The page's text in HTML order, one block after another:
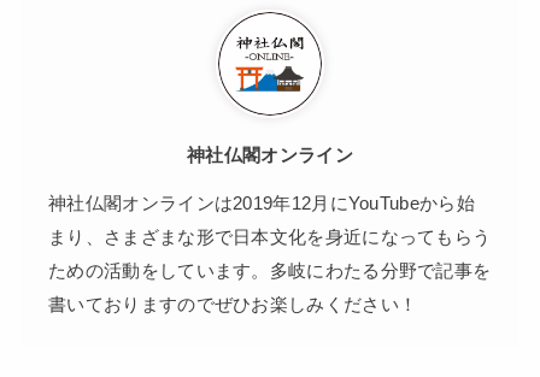
神社仏閣オンライン
神社仏閣オンラインは2019年12月にYouTubeから始
まり、さまざまな形で日本文化を身近になってもらう
ための活動をしています。多岐にわたる分野で記事を
書いておりますのでぜひお楽しみください！